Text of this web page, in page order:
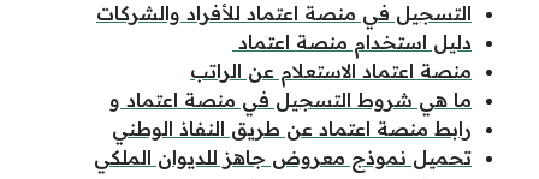
التسجيل في منصة اعتماد للأفراد والشركات
دليل استخدام منصة اعتماد
منصة اعتماد الاستعلام عن الراتب
ما هي شروط التسجيل في منصة اعتماد و
رابط منصة اعتماد عن طريق النفاذ الوطني
تحميل نموذج معروض جاهز للديوان الملكي